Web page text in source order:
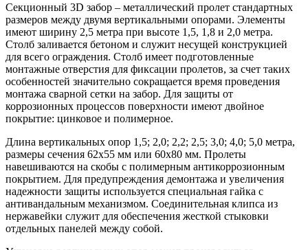
Секционный 3D забор – металлический пролет стандартных
размеров между двумя вертикальными опорами. Элементы
имеют ширину 2,5 метра при высоте 1,5, 1,8 и 2,0 метра.
Столб заливается бетоном и служит несущей конструкцией
для всего ограждения. Столб имеет подготовленные
монтажные отверстия для фиксации пролетов, за счет таких
особенностей значительно сокращается время проведения
монтажа сварной сетки на забор. Для защиты от
коррозионных процессов поверхности имеют двойное
покрытие: цинковое и полимерное.
Длина вертикальных опор 1,5; 2,0; 2,2; 2,5; 3,0; 4,0; 5,0 метра,
размеры сечения 62х55 мм или 60х80 мм. Пролеты
навешиваются на скобы с полимерным антикоррозионным
покрытием. Для предупреждения демонтажа и увеличения
надежности защиты используется специальная гайка с
антивандальным механизмом. Соединительная клипса из
нержавейки служит для обеспечения жесткой стыковки
отдельных панелей между собой.